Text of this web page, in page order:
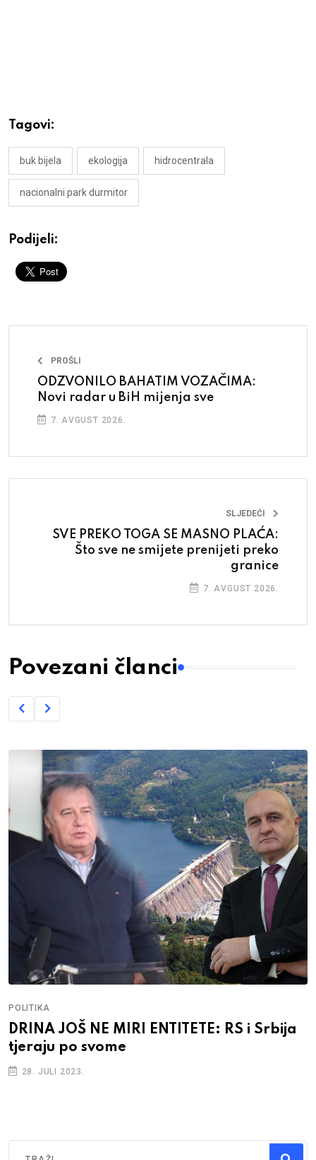
Tagovi:
buk bijela ekologija hidrocentrala
nacionalni park durmitor
Podijeli:
PROŠLI
ODZVONILO BAHATIM VOZAČIMA:
Novi radar u BiH mijenja sve
7. AVGUST 2026.
SLJEDEĆI
SVE PREKO TOGA SE MASNO PLAĆA:
Što sve ne smijete prenijeti preko
granice
7. AVGUST 2026.
Povezani članci
POLITIKA
DRINA JOŠ NE MIRI ENTITETE: RS i Srbija
tjeraju po svome
28. JULI 2023.